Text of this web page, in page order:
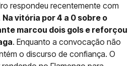
respondeu recentemente com
Na vitória por 4 a 0 sobre o
marcou dois gols e reforçou
. Enquanto a convocação não
o discurso de confiança. O